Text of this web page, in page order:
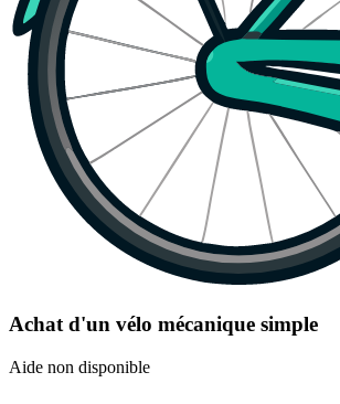
Achat d'un vélo mécanique simple
Aide non disponible